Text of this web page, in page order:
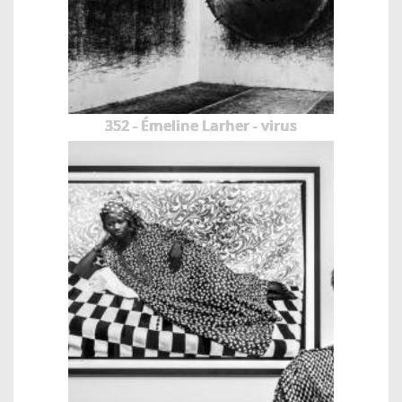
352 - Émeline Larher - virus